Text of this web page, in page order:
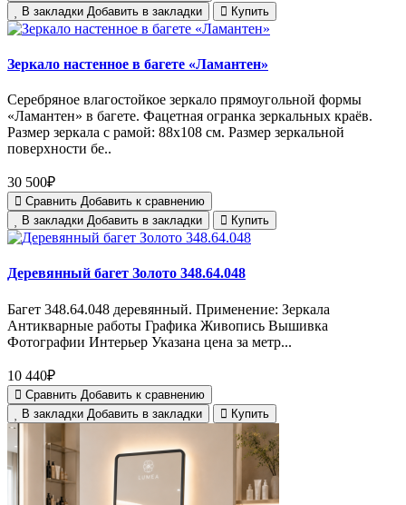
В закладки Добавить в закладки Купить
Зеркало настенное в багете «Ламантен»
Серебряное влагостойкое зеркало прямоугольной формы
«Ламантен» в багете. Фацетная огранка зеркальных краёв.
Размер зеркала с рамой: 88х108 см. Размер зеркальной
поверхности бе..
30 500₽
Сравнить Добавить к сравнению
В закладки Добавить в закладки Купить
Деревянный багет Золото 348.64.048
Багет 348.64.048 деревянный. Применение: Зеркала
Антикварные работы Графика Живопись Вышивка
Фотографии Интерьер Указана цена за метр...
10 440₽
Сравнить Добавить к сравнению
В закладки Добавить в закладки Купить